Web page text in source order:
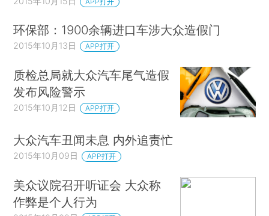
环保部：1900余辆进口车涉大众造假门
2015年10月13日 APP打开
质检总局就大众汽车尾气造假
发布风险警示
2015年10月12日 APP打开
大众汽车丑闻未息 内外追责忙
2015年10月09日 APP打开
美众议院召开听证会 大众称
作弊是个人行为